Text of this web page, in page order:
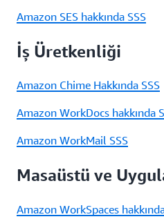
Amazon SES hakkında SSS
İş Üretkenliği
Amazon Chime Hakkında SSS
Amazon WorkDocs hakkında
Amazon WorkMail SSS
Masaüstü ve
Amazon WorkSpaces